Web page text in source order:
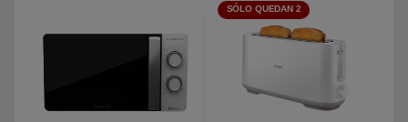
SÓLO QUEDAN 2